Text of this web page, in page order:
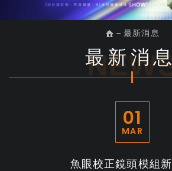
最新消息
最新消息
NEWS
01
MAR
魚眼校正鏡頭模組